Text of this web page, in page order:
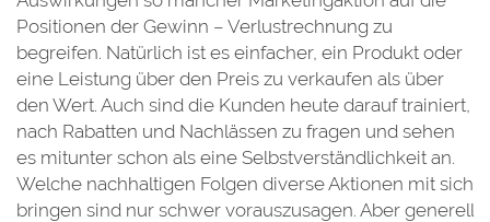
Positionen der Gewinn – Verlustrechnung zu
begreifen. Natürlich ist es einfacher, ein Produkt oder
eine Leistung über den Preis zu verkaufen als über
den Wert. Auch sind die Kunden heute darauf trainiert,
nach Rabatten und Nachlässen zu fragen und sehen
es mitunter schon als eine Selbstverständlichkeit an.
Welche nachhaltigen Folgen diverse Aktionen mit sich
bringen sind nur schwer vorauszusagen. Aber generell